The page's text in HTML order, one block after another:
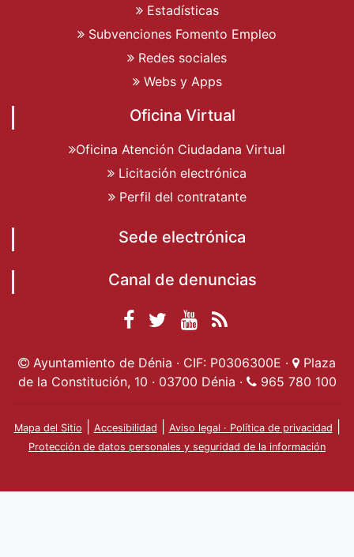
Estadísticas
Subvenciones Fomento Empleo
Redes sociales
Webs y Apps
Oficina Virtual
Oficina Atención Ciudadana Virtual
Licitación electrónica
Perfil del contratante
Sede electrónica
Canal de denuncias
Facebook
Ayuntamiento de
Dénia
Ayuntamiento de
Dénia
Ayuntamiento
de Dénia
Actualidad
Ayuntamiento de Dénia · CIF: P0306300E ·
Plaza
de la Constitución, 10 · 03700 Dénia ·
965 780 100
Mapa del Sitio Accesibilidad Aviso legal · Política de privacidad
Protección de datos personales y seguridad de la información